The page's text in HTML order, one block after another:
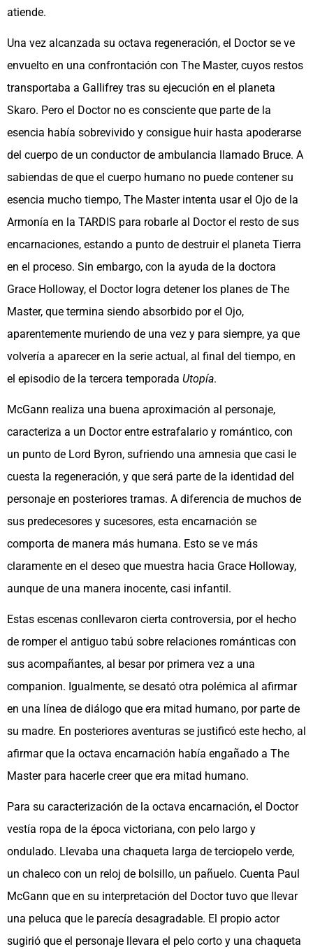
atiende.
Una vez alcanzada su octava regeneración, el Doctor se ve
envuelto en una confrontación con The Master, cuyos restos
transportaba a Gallifrey tras su ejecución en el planeta
Skaro. Pero el Doctor no es consciente que parte de la
esencia había sobrevivido y consigue huir hasta apoderarse
del cuerpo de un conductor de ambulancia llamado Bruce. A
sabiendas de que el cuerpo humano no puede contener su
esencia mucho tiempo, The Master intenta usar el Ojo de la
Armonía en la TARDIS para robarle al Doctor el resto de sus
encarnaciones, estando a punto de destruir el planeta Tierra
en el proceso. Sin embargo, con la ayuda de la doctora
Grace Holloway, el Doctor logra detener los planes de The
Master, que termina siendo absorbido por el Ojo,
aparentemente muriendo de una vez y para siempre, ya que
volvería a aparecer en la serie actual, al final del tiempo, en
el episodio de la tercera temporada Utopía.
McGann realiza una buena aproximación al personaje,
caracteriza a un Doctor entre estrafalario y romántico, con
un punto de Lord Byron, sufriendo una amnesia que casi le
cuesta la regeneración, y que será parte de la identidad del
personaje en posteriores tramas. A diferencia de muchos de
sus predecesores y sucesores, esta encarnación se
comporta de manera más humana. Esto se ve más
claramente en el deseo que muestra hacia Grace Holloway,
aunque de una manera inocente, casi infantil.
Estas escenas conllevaron cierta controversia, por el hecho
de romper el antiguo tabú sobre relaciones románticas con
sus acompañantes, al besar por primera vez a una
companion. Igualmente, se desató otra polémica al afirmar
en una línea de diálogo que era mitad humano, por parte de
su madre. En posteriores aventuras se justificó este hecho, al
afirmar que la octava encarnación había engañado a The
Master para hacerle creer que era mitad humano.
Para su caracterización de la octava encarnación, el Doctor
vestía ropa de la época victoriana, con pelo largo y
ondulado. Llevaba una chaqueta larga de terciopelo verde,
un chaleco con un reloj de bolsillo, un pañuelo. Cuenta Paul
McGann que en su interpretación del Doctor tuvo que llevar
una peluca que le parecía desagradable. El propio actor
sugirió que el personaje llevara el pelo corto y una chaqueta